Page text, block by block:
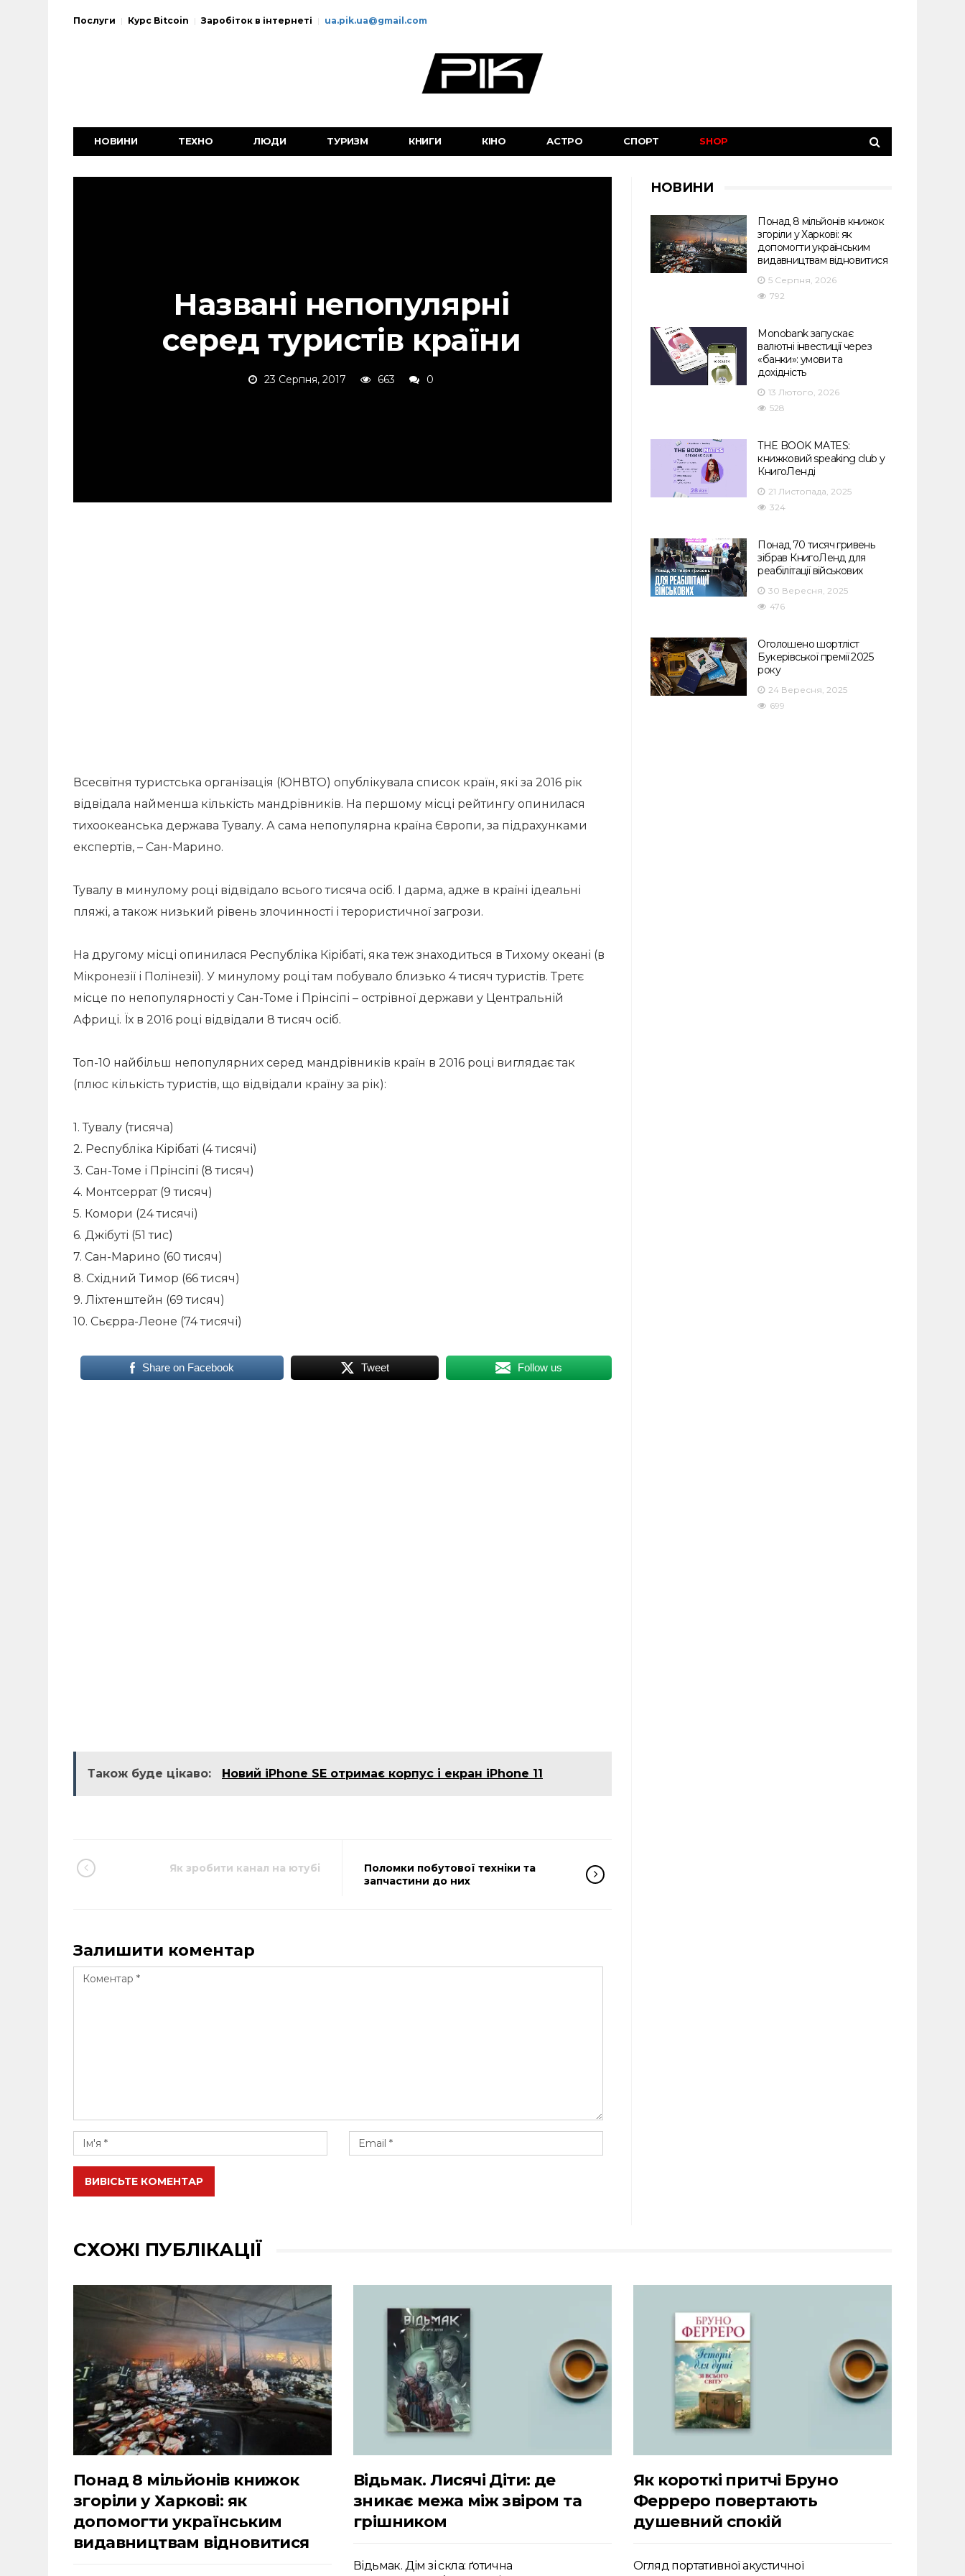
Послуги Курс Bitcoin Заробіток в інтернеті ua.pik.ua@gmail.com
НОВИНИ ТЕХНО ЛЮДИ ТУРИЗМ КНИГИ КІНО АСТРО СПОРТ SHOP
Названі непопулярні
серед туристів країни
23 Серпня, 2017 663 0
Всесвітня туристська організація (ЮНВТО) опублікувала список країн, які за 2016 рік
відвідала найменша кількість мандрівників. На першому місці рейтингу опинилася
тихоокеанська держава Тувалу. А сама непопулярна країна Європи, за підрахунками
експертів, – Сан-Марино.
Тувалу в минулому році відвідало всього тисяча осіб. І дарма, адже в країні ідеальні
пляжі, а також низький рівень злочинності і терористичної загрози.
На другому місці опинилася Республіка Кірібаті, яка теж знаходиться в Тихому океані (в
Мікронезії і Полінезії). У минулому році там побувало близько 4 тисяч туристів. Третє
місце по непопулярності у Сан-Томе і Прінсіпі – острівної держави у Центральній
Африці. Їх в 2016 році відвідали 8 тисяч осіб.
Топ-10 найбільш непопулярних серед мандрівників країн в 2016 році виглядає так
(плюс кількість туристів, що відвідали країну за рік):
1. Тувалу (тисяча)
2. Республіка Кірібаті (4 тисячі)
3. Сан-Томе і Прінсіпі (8 тисяч)
4. Монтсеррат (9 тисяч)
5. Комори (24 тисячі)
6. Джібуті (51 тис)
7. Сан-Марино (60 тисяч)
8. Східний Тимор (66 тисяч)
9. Ліхтенштейн (69 тисяч)
10. Сьєрра-Леоне (74 тисячі)
Share on Facebook Tweet Follow us
Також буде цікаво: Новий iPhone SE отримає корпус і екран iPhone 11
Як зробити канал на ютубі
Поломки побутової техніки та
запчастини до них
Залишити коментар
ВИВІСЬТЕ КОМЕНТАР
НОВИНИ
Понад 8 мільйонів книжок
згоріли у Харкові: як
допомогти українським
видавництвам відновитися
5 Серпня, 2026
792
Monobank запускає
валютні інвестиції через
«банки»: умови та
дохідність
13 Лютого, 2026
528
THE BOOK MATES:
книжковий speaking club у
КнигоЛенді
21 Листопада, 2025
324
Понад 70 тисяч гривень
зібрав КнигоЛенд для
реабілітації військових
30 Вересня, 2025
476
Оголошено шортліст
Букерівської премії 2025
року
24 Вересня, 2025
699
СХОЖІ ПУБЛІКАЦІЇ
Понад 8 мільйонів книжок
згоріли у Харкові: як
допомогти українським
видавництвам відновитися
Відьмак. Лисячі Діти: де
зникає межа між звіром та
грішником
Відьмак. Дім зі скла: ґотична
Як короткі притчі Бруно
Ферреро повертають
душевний спокій
Огляд портативної акустичної